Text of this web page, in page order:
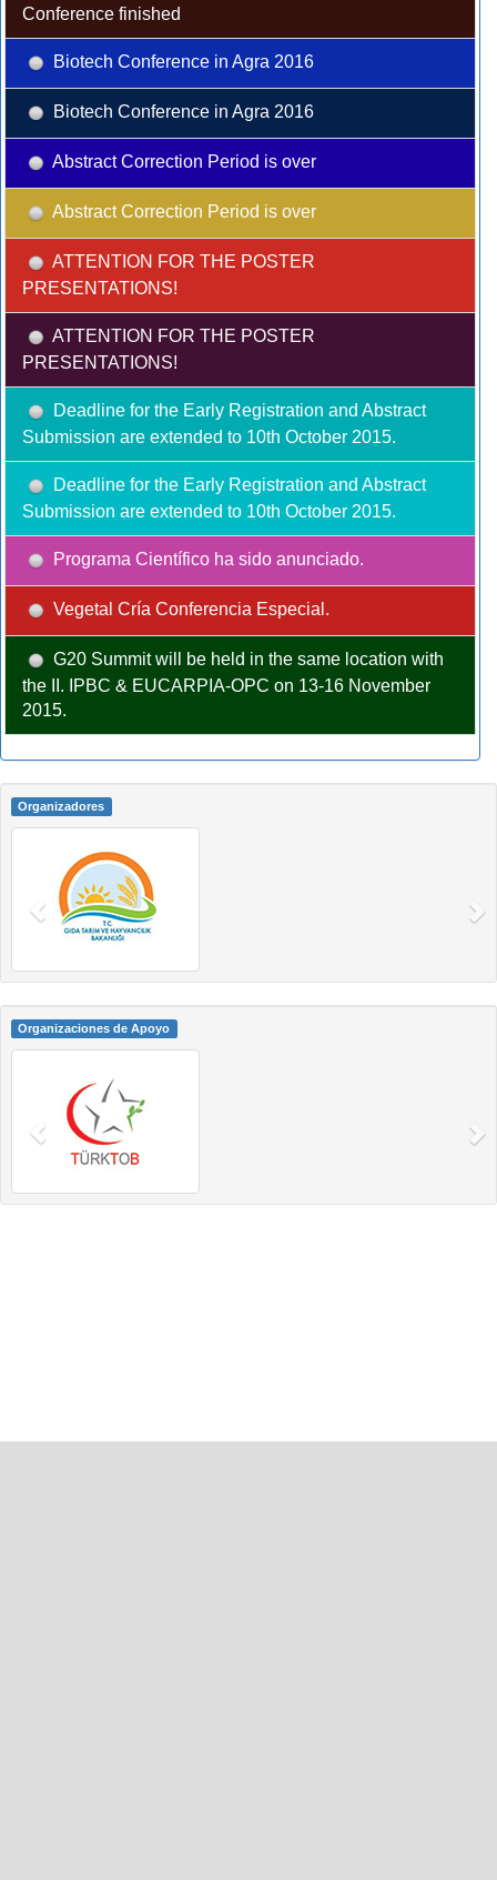
Conference finished
Biotech Conference in Agra 2016
Biotech Conference in Agra 2016
Abstract Correction Period is over
Abstract Correction Period is over
ATTENTION FOR THE POSTER
PRESENTATIONS!
ATTENTION FOR THE POSTER
PRESENTATIONS!
Deadline for the Early Registration and Abstract
Submission are extended to 10th October 2015.
Deadline for the Early Registration and Abstract
Submission are extended to 10th October 2015.
Programa Científico ha sido anunciado.
Vegetal Cría Conferencia Especial.
G20 Summit will be held in the same location with
the II. IPBC & EUCARPIA-OPC on 13-16 November
2015.
Organizadores
Organizaciones de Apoyo